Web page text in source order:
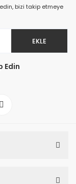
bizi takip etmeye
EKLE
Edin